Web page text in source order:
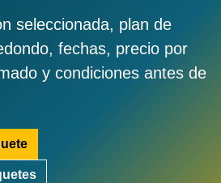
seleccionada, plan de
fechas, precio por
y condiciones antes de